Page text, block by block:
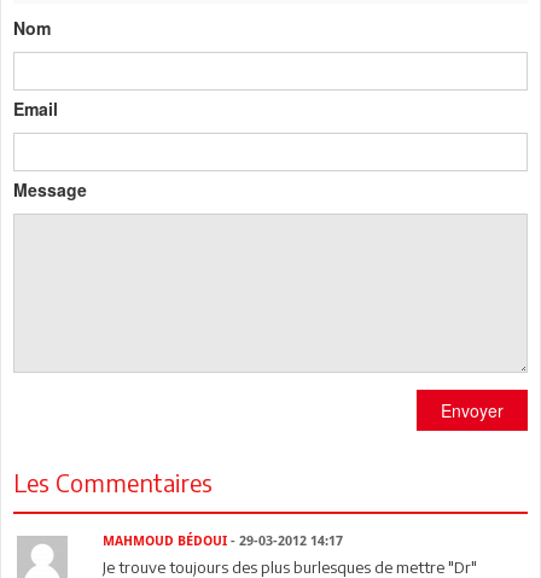
Nom
Email
Message
Envoyer
Les Commentaires
MAHMOUD BÉDOUI - 29-03-2012 14:17
Je trouve toujours des plus burlesques de mettre "Dr"